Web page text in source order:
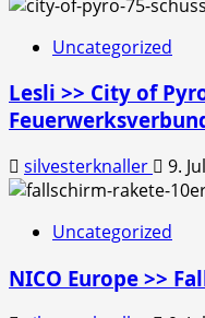
Uncategorized
Lesli >> City of
silvesterknaller 9.
Uncategorized
NICO Europe >>